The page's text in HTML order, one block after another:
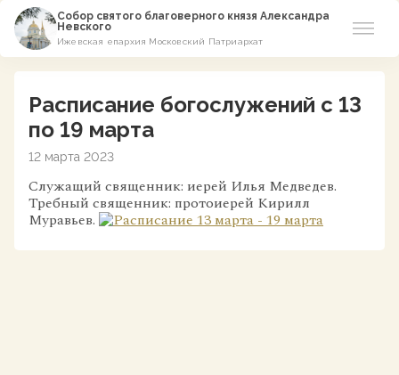
Собор святого благоверного князя Александра
Невского
Ижевская епархия Московский Патриархат
О соборе
Азы Православия
Расписание
Расписание богослужений с 13
по 19 марта
12 марта 2023
Служащий священник: иерей Илья Медведев.
Требный священник: протоиерей Кирилл
Муравьев.